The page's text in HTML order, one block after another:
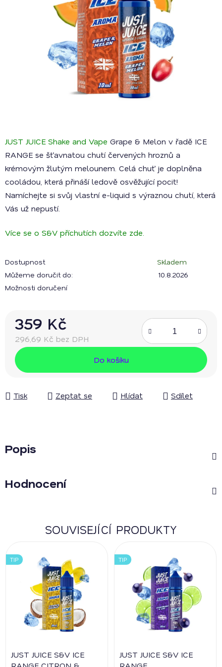
JUST JUICE Shake and Vape Grape & Melon v řadě ICE
RANGE se šťavnatou chutí červených hroznů a
krémovým žlutým melounem. Celá chuť je doplněna
cooládou, která přináší ledově osvěžující pocit!
Namíchejte si svůj vlastní e-liquid s výraznou chutí, která
Vás už nepustí.
Více se o S&V příchutích dozvíte zde.
Dostupnost
Skladem
Můžeme doručit do:
10.8.2026
Možnosti doručení
359 Kč
296,69 Kč bez DPH
Měrná cena:
Do košíku
Tisk Zeptat se Hlídat Sdílet
Popis
Hodnocení
SOUVISEJÍCÍ PRODUKTY
TIP
JUST JUICE S&V ICE
TIP
JUST JUICE S&V ICE